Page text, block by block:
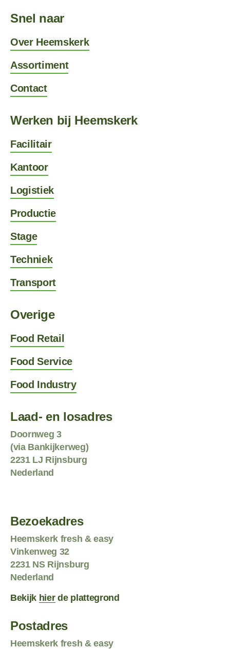
Snel naar
Over Heemskerk
Assortiment
Contact
Werken bij Heemskerk
Facilitair
Kantoor
Logistiek
Productie
Stage
Techniek
Transport
Overige
Food Retail
Food Service
Food Industry
Laad- en losadres
Doornweg 3
(via Bankijkerweg)
2231 LJ Rijnsburg
Nederland
Bezoekadres
Heemskerk fresh & easy
Vinkenweg 32
2231 NS Rijnsburg
Nederland
Bekijk hierde plattegrond
Postadres
Heemskerk fresh & easy